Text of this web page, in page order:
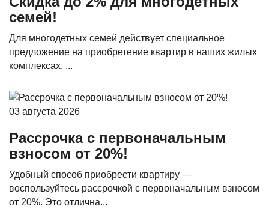
семей!
Для многодетных семей действует специальное
предложение на приобретение квартир в наших жилых
комплексах. ...
03 августа 2026
Рассрочка с первоначальным
взносом от 20%!
Удобный способ приобрести квартиру —
воспользуйтесь рассрочкой с первоначальным взносом
от 20%. Это отлична...